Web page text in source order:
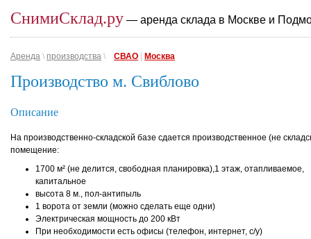
СнимиСклад.ру — аренда склада в Москве и
Аренда \ производства \ СВАО Москва
Производство м. Свиблово
Описание
На производственно-складской базе сдается производственное (не
помещение:
1700 м² (не делится, свободная планировка),1 этаж, отапливаемое,
капитальное
высота 8 м., пол-антипыль
1 ворота от земли (можно сделать еще одни)
Электрическая мощность до 200 кВт
При необходимости есть офисы (телефон, интернет, с/у)